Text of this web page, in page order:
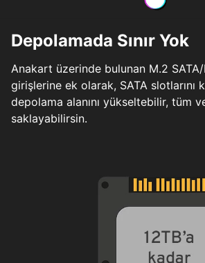
Depolamada Sınır Yok
Anakart üzerinde bulunan M.2
girişlerine ek olarak, SATA slotlarını
depolama alanını yükseltebilir, tüm
saklayabilirsin.